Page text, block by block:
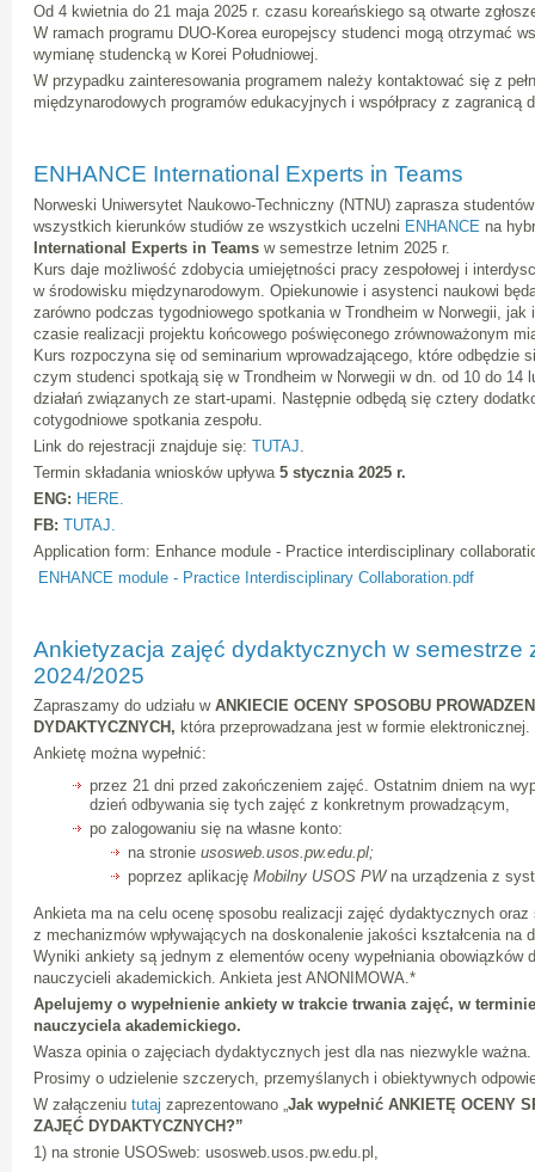
Od 4 kwietnia do 21 maja 2025 r. czasu koreańskiego są otwarte
W ramach programu DUO-Korea europejscy studenci mogą otrzymać
wymianę studencką w Korei Południowej.
W przypadku zainteresowania programem należy kontaktować się z
międzynarodowych programów edukacyjnych i współpracy z zagranicą
ENHANCE International Experts in Teams
Norweski Uniwersytet Naukowo-Techniczny (NTNU) zaprasza
wszystkich kierunków studiów ze wszystkich uczelni ENHANCE na
International Experts in Teams w semestrze letnim 2025 r.
Kurs daje możliwość zdobycia umiejętności pracy zespołowej i
w środowisku międzynarodowym. Opiekunowie i asystenci naukowi
zarówno podczas tygodniowego spotkania w Trondheim w Norwegii,
czasie realizacji projektu końcowego poświęconego zrównoważonym
Kurs rozpoczyna się od seminarium wprowadzającego, które odbędzie
czym studenci spotkają się w Trondheim w Norwegii w dn. od 10 do 14
działań związanych ze start-upami. Następnie odbędą się cztery
cotygodniowe spotkania zespołu.
Link do rejestracji znajduje się: TUTAJ
Termin składania wniosków upływa 5 stycznia 2025 r.
ENG: HERE.
FB: TUTAJ.
Application form: Enhance module - Practice interdisciplinary
ENHANCE module - Practice Interdisciplinary Collaboration.pdf
Ankietyzacja zajęć dydaktycznych w semestrze
2024/2025
Zapraszamy do udziału w ANKIECIE OCENY SPOSOBU
DYDAKTYCZNYCH, która przeprowadzana jest w formie elektronicznej.
Ankietę można wypełnić:
przez 21 dni przed zakończeniem zajęć. Ostatnim dniem na
dzień odbywania się tych zajęć z konkretnym prowadzącym,
po zalogowaniu się na własne konto:
na stronie usosweb.usos.pw.edu.pl;
poprzez aplikacjęMobilny USOS PW na urządzenia z
Ankieta ma na celu ocenę sposobu realizacji zajęć dydaktycznych oraz
z mechanizmów wpływających na doskonalenie jakości kształcenia na
Wyniki ankiety są jednym z elementów oceny wypełniania obowiązków
nauczycieli akademickich. Ankieta jest ANONIMOWA.*
Apelujemy o wypełnienie ankiety w trakcie trwania zajęć, w
nauczyciela akademickiego.
Wasza opinia o zajęciach dydaktycznych jest dla nas niezwykle ważna.
Prosimy o udzielenie szczerych, przemyślanych i obiektywnych
W załączeniu tutaj zaprezentowano „ Jak wypełnić ANKIETĘ OCENY
ZAJĘĆ DYDAKTYCZNYCH?”
1) na stronie USOSweb: usosweb.usos.pw.edu.pl,